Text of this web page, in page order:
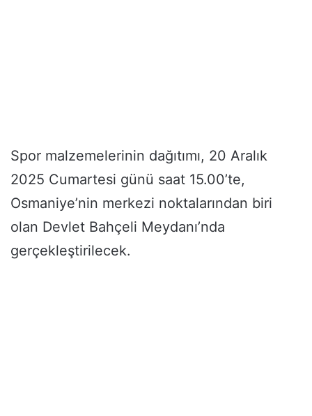
Spor malzemelerinin dağıtımı, 20 Aralık
2025 Cumartesi günü saat 15.00’te,
Osmaniye’nin merkezi noktalarından biri
olan Devlet Bahçeli Meydanı’nda
gerçekleştirilecek.